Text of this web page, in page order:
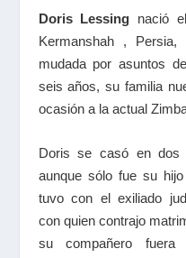
Doris Lessing nació
Kermanshah ,
mudada por asuntos
seis años, su familia
ocasión a la actual
Doris se casó en dos
aunque sólo fue su
tuvo con el exiliado
con quien contrajo
su compañero